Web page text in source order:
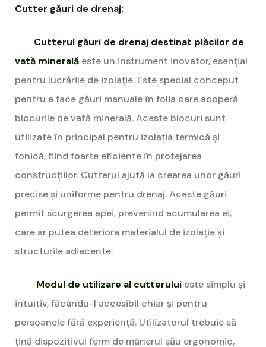
Cutter găuri de drenaj:
Cutterul găuri de drenaj destinat plăcilor de
vată minerală este un instrument inovator, esențial
pentru lucrările de izolație. Este special conceput
pentru a face găuri manuale în folia care acoperă
blocurile de vată minerală. Aceste blocuri sunt
utilizate în principal pentru izolația termică și
fonică, fiind foarte eficiente în protejarea
construcțiilor. Cutterul ajută la crearea unor găuri
precise și uniforme pentru drenaj. Aceste găuri
permit scurgerea apei, prevenind acumularea ei,
care ar putea deteriora materialul de izolație și
structurile adiacente.
Modul de utilizare al cutterului este simplu și
intuitiv, făcându-l accesibil chiar și pentru
persoanele fără experiență. Utilizatorul trebuie să
țină dispozitivul ferm de mânerul său ergonomic,